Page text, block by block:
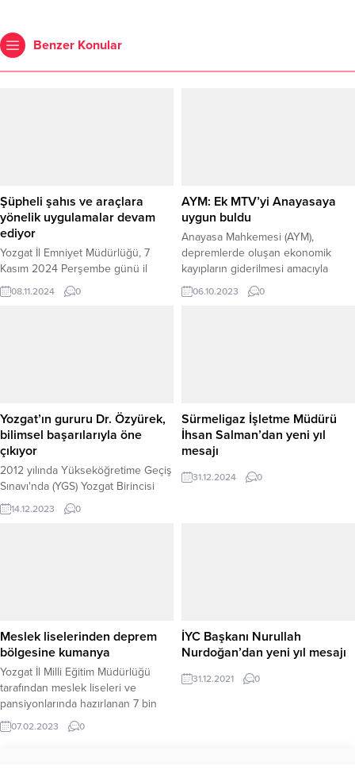
Benzer Konular
Şüpheli şahıs ve araçlara
yönelik uygulamalar devam
ediyor
Yozgat İl Emniyet Müdürlüğü, 7
Kasım 2024 Perşembe günü il
merkezi ve 13 ilçede geniş çaplı
denetim ve uygulama
altında yapılan denetimler, 12.00-
14.00, 16.00-18.00 saatleri
arasında...
08.11.2024 0
AYM: Ek MTV’yi Anayasaya
uygun buldu
Anayasa Mahkemesi (AYM),
depremlerde oluşan ekonomik
kayıpların giderilmesi amacıyla
Temmuz ayında yürürlüğe giren ek
motorlu taşıtlar vergisi (MTV)
06.10.2023 0
Yozgat’ın gururu Dr. Özyürek,
bilimsel başarılarıyla öne
çıkıyor
2012 yılında Yükseköğretime Geçiş
Sınavı'nda (YGS) Yozgat Birincisi
olan ve başarılı bir tıp kariyerine
sahip olan Dr. Süleyman Emre
14.12.2023 0
Sürmeligaz İşletme Müdürü
İhsan Salman’dan yeni yıl
mesajı
31.12.2024 0
Meslek liselerinden deprem
bölgesine kumanya
Yozgat İl Milli Eğitim Müdürlüğü
tarafından meslek liseleri ve
pansiyonlarında hazırlanan 7 bin
400 kumanya ve 15 bin 800 roll
ekmek deprem bölgesi Hatay’a
07.02.2023 0
İYC Başkanı Nurullah
Nurdoğan’dan yeni yıl mesajı
31.12.2021 0